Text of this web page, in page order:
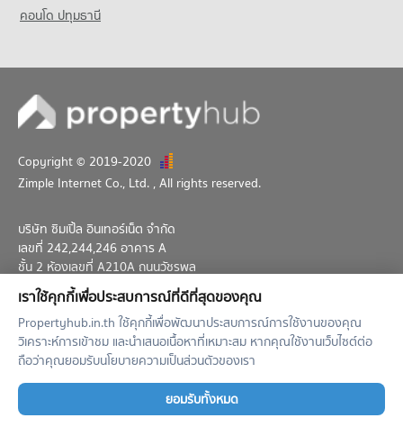
คอนโด สุขุมวิท 39
มีคอนโดให้เช่า 2,470 ประกาศ
ขายคอนโด สุขุมวิท 39
คอนโด สุขุมวิท 24/1
3 โครงการ
คอนโดให้เช่า สุขุมวิท 24/1
มีคอนโดให้เช่า 709 ประกาศ
ขายคอนโด สุขุมวิท 24/1
คอนโด สุขุมวิท 29
3 โครงการ
คอนโดให้เช่า สุขุมวิท 29
มีคอนโดให้เช่า 69 ประกาศ
ขายคอนโด สุขุมวิท 29
คอนโด ปทุมธานี
Copyright © 2019-2020
Zimple Internet Co., Ltd. , All rights reserved.
บริษัท ซิมเปิ้ล อินเทอร์เน็ต จำกัด
เลขที่ 242,244,246 อาคาร A
ชั้น 2 ห้องเลขที่ A210A ถนนวัชรพล
แขวงท่าแร้ง เขตบางเขน กทม. 10230
02-026-3049
support@propertyhub.in.th
Term of Service
Privacy Policy Contact
Verified by
เราใช้คุกกี้เพื่อประสบการณ์ที่ดีที่สุดของคุณ
Propertyhub.in.th ใช้คุกกี้เพื่อพัฒนาประสบการณ์การใช้งานของคุณ
วิเคราะห์การเข้าชม และนำเสนอเนื้อหาที่เหมาะสม หากคุณใช้งานเว็บไซต์ต่อ
ถือว่าคุณยอมรับนโยบายความเป็นส่วนตัวของเรา
ยอมรับทั้งหมด